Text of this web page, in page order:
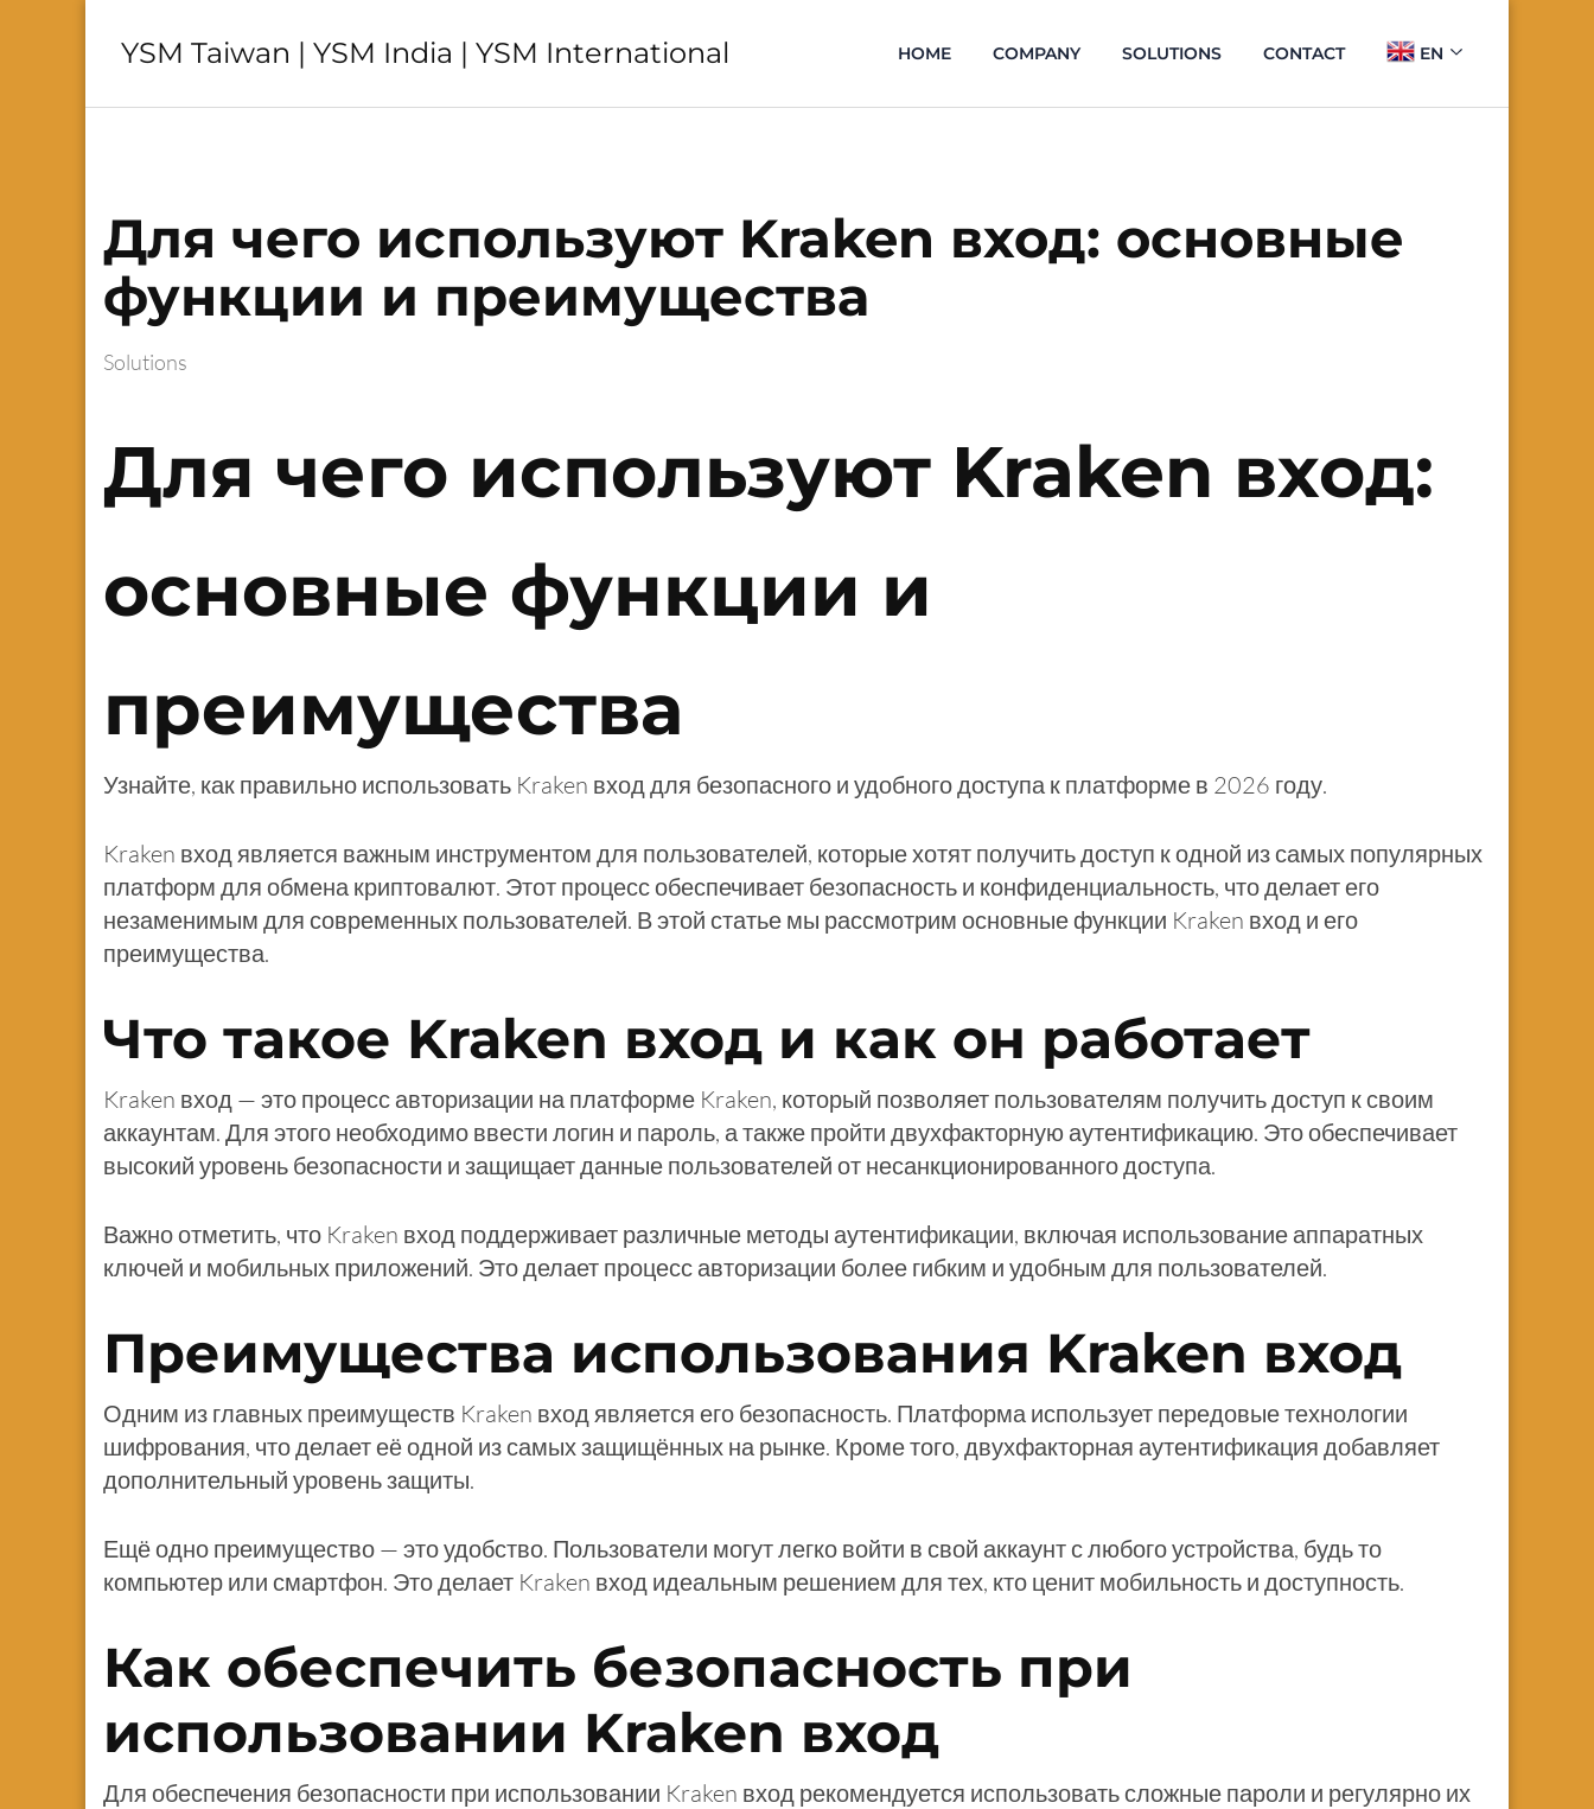
YSM Taiwan | YSM India | YSM International HOME COMPANY SOLUTIONS CONTACT EN
Для чего используют Kraken вход: основные
функции и преимущества
Solutions
Для чего используют Kraken вход:
основные функции и
преимущества
Узнайте, как правильно использовать Kraken вход для безопасного и удобного доступа к платформе в 2026 году.
Kraken вход является важным инструментом для пользователей, которые хотят получить доступ к одной из самых популярных
платформ для обмена криптовалют. Этот процесс обеспечивает безопасность и конфиденциальность, что делает его
незаменимым для современных пользователей. В этой статье мы рассмотрим основные функции Kraken вход и его
преимущества.
Что такое Kraken вход и как он работает
Kraken вход — это процесс авторизации на платформе Kraken, который позволяет пользователям получить доступ к своим
аккаунтам. Для этого необходимо ввести логин и пароль, а также пройти двухфакторную аутентификацию. Это обеспечивает
высокий уровень безопасности и защищает данные пользователей от несанкционированного доступа.
Важно отметить, что Kraken вход поддерживает различные методы аутентификации, включая использование аппаратных
ключей и мобильных приложений. Это делает процесс авторизации более гибким и удобным для пользователей.
Преимущества использования Kraken вход
Одним из главных преимуществ Kraken вход является его безопасность. Платформа использует передовые технологии
шифрования, что делает её одной из самых защищённых на рынке. Кроме того, двухфакторная аутентификация добавляет
дополнительный уровень защиты.
Ещё одно преимущество — это удобство. Пользователи могут легко войти в свой аккаунт с любого устройства, будь то
компьютер или смартфон. Это делает Kraken вход идеальным решением для тех, кто ценит мобильность и доступность.
Как обеспечить безопасность при
использовании Kraken вход
Для обеспечения безопасности при использовании Kraken вход рекомендуется использовать сложные пароли и регулярно их